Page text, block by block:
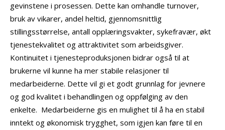
gevinstene i prosessen. Dette kan omhandle turnover,
bruk av vikarer, andel heltid, gjennomsnittlig
stillingsstørrelse, antall opplæringsvakter, sykefravær, økt
tjenestekvalitet og attraktivitet som arbeidsgiver.
Kontinuitet i tjenesteproduksjonen bidrar også til at
brukerne vil kunne ha mer stabile relasjoner til
medarbeiderne. Dette vil gi et godt grunnlag for jevnere
og god kvalitet i behandlingen og oppfølging av den
enkelte. Medarbeiderne gis en mulighet til å ha en stabil
inntekt og økonomisk trygghet, som igjen kan føre til en